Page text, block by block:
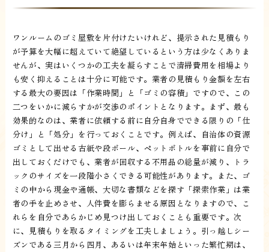
ワンルームのゴミ屋敷を片付けたいけれど、提示された見積もり
が予算を大幅に超えていて絶望しているという方は少なくありま
せんが、実はいくつかの工夫を凝らすことで清掃費用を相場より
も安く抑えることは十分に可能です。業者の見積もり金額を左右
する最大の要因は「作業時間」と「ゴミの容積」ですので、この
二つをいかに減らすかが交渉のポイントとなります。まず、最も
効果的なのは、業者に依頼する前に自分自身でできる限りの「仕
分け」と「処分」を行っておくことです。例えば、自治体の資源
ゴミとして出せる古紙や段ボール、ペットボトルを事前に自分で
出しておくだけでも、業者が回収する不用品の総量が減り、トラ
ックのサイズを一段階小さくできる可能性があります。また、ゴ
ミの中から現金や通帳、大切な書類などを探す「探索作業」は業
者の手を止めさせ、人件費を膨らませる原因となりますので、こ
れらを自分であらかじめ見つけ出しておくことも重要です。次
に、見積もりを取るタイミングを工夫しましょう。引っ越しシー
ズンである三月から四月、あるいは年末年始といった繁忙期は、